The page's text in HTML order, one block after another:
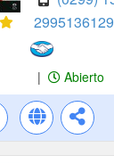
2995136129
| Abierto